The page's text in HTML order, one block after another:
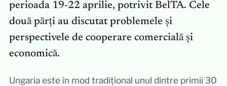
perioada 19-22 aprilie, potrivit BelTA. Cele
două părți au discutat problemele și
perspectivele de cooperare comercială și
economică.
Ungaria este în mod tradițional unul dintre primii 30